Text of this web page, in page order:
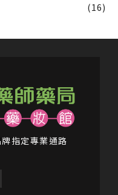
(16)
指定專業通路